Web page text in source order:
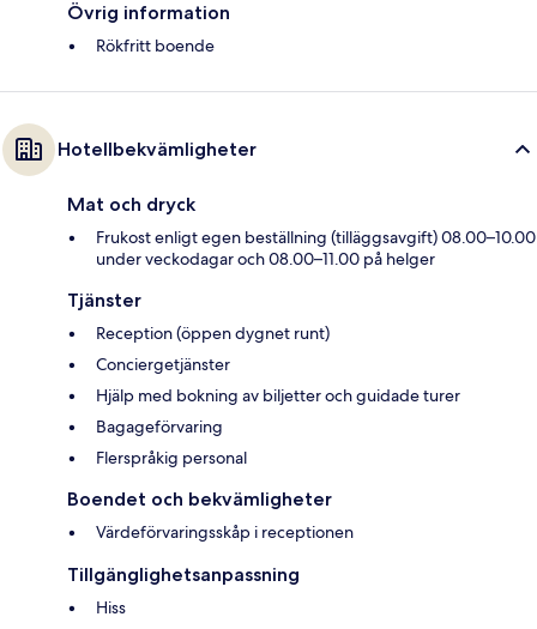
Övrig information
Rökfritt boende
Hotellbekvämligheter
Mat och dryck
Frukost enligt egen beställning (tilläggsavgift) 08.00–10.00
under veckodagar och 08.00–11.00 på helger
Tjänster
Reception (öppen dygnet runt)
Conciergetjänster
Hjälp med bokning av biljetter och guidade turer
Bagageförvaring
Flerspråkig personal
Boendet och bekvämligheter
Värdeförvaringsskåp i receptionen
Tillgänglighetsanpassning
Hiss